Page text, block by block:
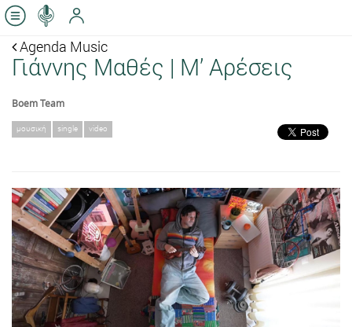
Agenda Music
Γιάννης Μαθές | Μ’ Αρέσεις
Boem Team
μουσική single video